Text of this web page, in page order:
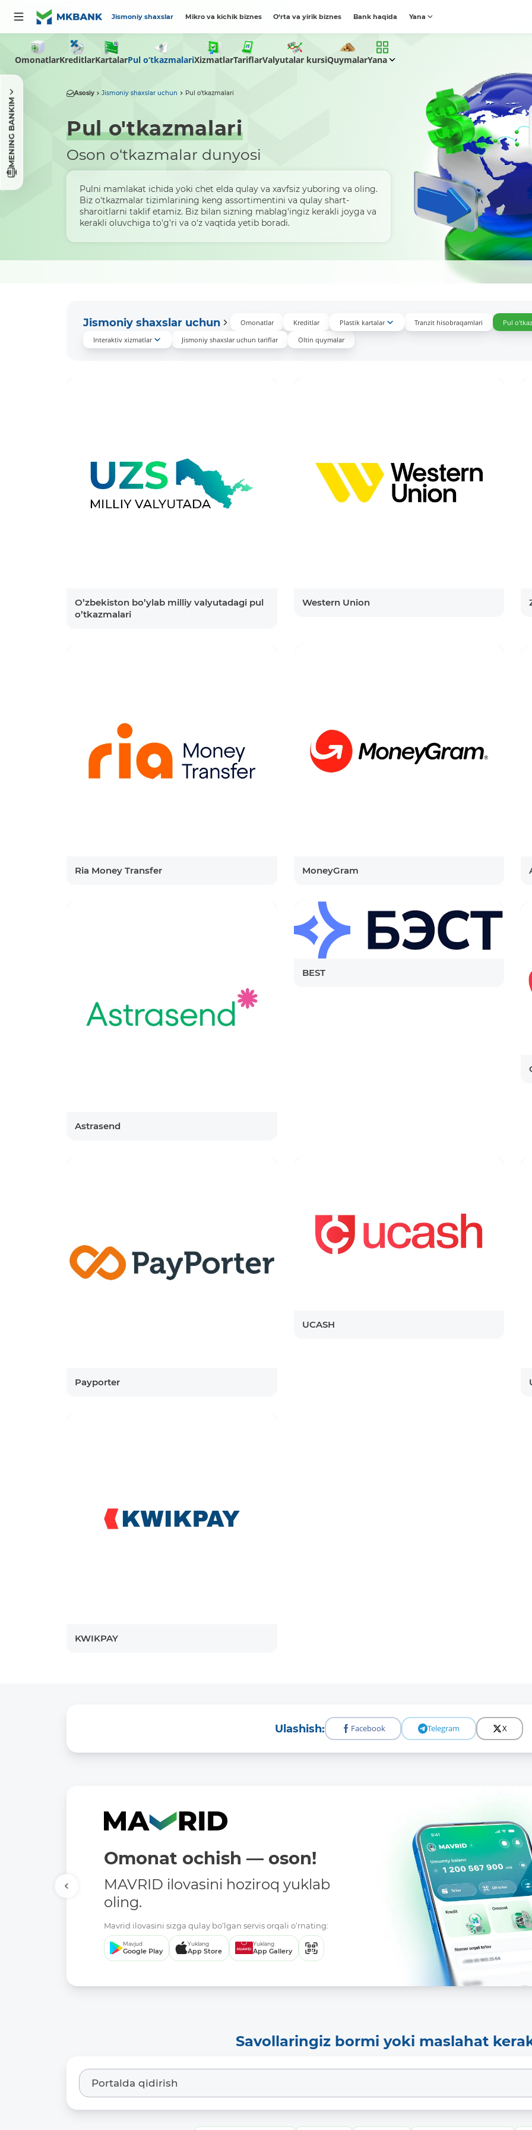
Jismoniy shaxslar Mikro va kichik biznes O‘rta va yirik biznes Bank haqida Yana
MENING BANKIM
OmonatlarKreditlarKartalarPul o‘tkazmalariXizmatlarTariflarValyutalar kursiQuymalarYana
Asosiy Jismoniy shaxslar uchun Pul o'tkazmalari
Pul o'tkazmalari
Oson o‘tkazmalar dunyosi
Pulni mamlakat ichida yoki chet elda qulay va xavfsiz yuboring va oling.
Biz o'tkazmalar tizimlarining keng assortimentini va qulay shart-
sharoitlarni taklif etamiz. Biz bilan sizning mablag'ingiz kerakli joyga va
kerakli oluvchiga to'g'ri va o'z vaqtida yetib boradi.
Jismoniy shaxslar uchun Omonatlar Kreditlar Plastik kartalar Tranzit hisobraqamlari
Pul
Interaktiv xizmatlar
Jismoniy shaxslar uchun tariflar Oltin quymalar
O’zbekiston bo’ylab milliy valyutadagi pul
o’tkazmalari
Western Union
Ria Money Transfer MoneyGram
Astrasend
BEST
Payporter
UCASH
KWIKPAY
Ulashish: Facebook Telegram X
Omonat ochish — oson!
MAVRID ilovasini hoziroq yuklab
oling.
Mavrid ilovasini sizga qulay bo‘lgan servis orqali o‘rnating:
Mavjud
Google Play
Yuklang
App Store
Yuklang
App Gallery
Savollaringiz bormi yoki maslahat